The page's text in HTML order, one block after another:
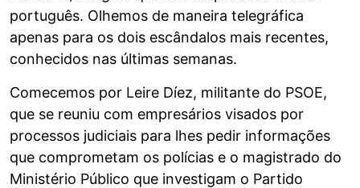
português. Olhemos de maneira telegráfica
apenas para os dois escândalos mais recentes,
conhecidos nas últimas semanas.
Comecemos por Leire Díez, militante do PSOE,
que se reuniu com empresários visados por
processos judiciais para lhes pedir informações
que comprometam os polícias e o magistrado do
Ministério Público que investigam o Partido